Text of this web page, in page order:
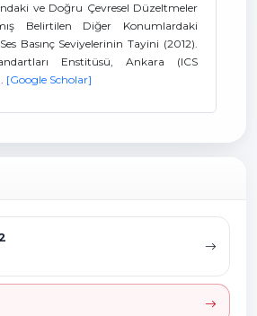
ve Doğru Çevresel Düzeltmeler
Belirtilen Diğer Konumlardaki
Basınç Seviyelerinin Tayini (2012).
Enstitüsü, Ankara (ICS
[Google Scholar]